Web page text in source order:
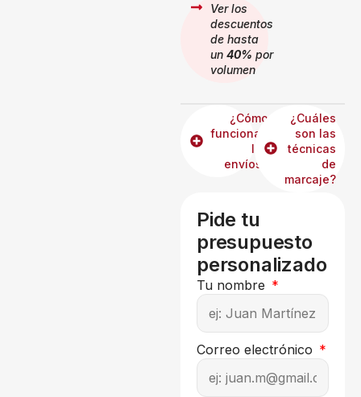
Ver los
descuentos
de hasta
un 40% por
volumen
¿Cómo
funcionan
los
envíos?
¿Cuáles
son las
técnicas
de
marcaje?
Pide tu
presupuesto
personalizado
Tu nombre
Correo electrónico